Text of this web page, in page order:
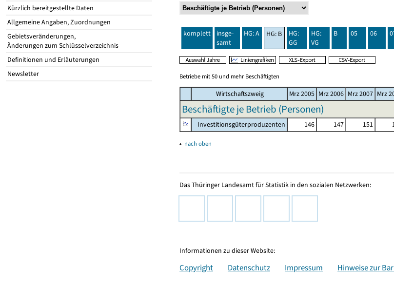
Kürzlich bereitgestellte Daten
Allgemeine Angaben, Zuordnungen
Gebietsveränderungen,
Änderungen zum Schlüsselverzeichnis
Definitionen und Erläuterungen
Newsletter
komplett
insge-
samt
HG: A HG: B
HG:
GG
HG:
VG
B 05 06
Betriebe mit 50 und mehr Beschäftigten
Wirtschaftszweig Mrz 2005 Mrz 2006 Mrz 2007 Mrz
Beschäftigte je Betrieb (Personen)
Investitionsgüterproduzenten 146 147 151
▴ nach oben
Das Thüringer Landesamt für Statistik in den sozialen Netzwerken:
Informationen zu dieser Website:
Copyright Datenschutz Impressum Hinweise zur